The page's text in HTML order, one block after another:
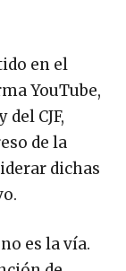
en el
YouTube,
CJF,
de la
dichas
es la vía.